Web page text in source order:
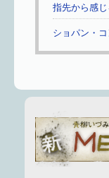
指先から感
ショパン・